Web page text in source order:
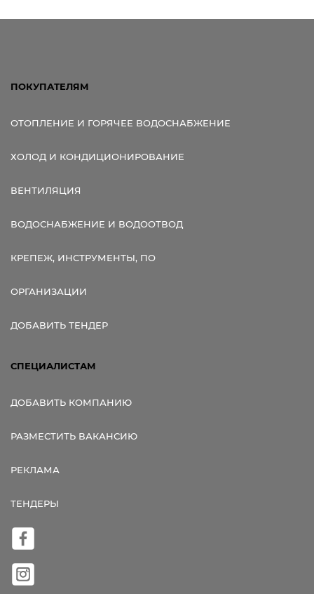
ПОКУПАТЕЛЯМ
ОТОПЛЕНИЕ И ГОРЯЧЕЕ ВОДОСНАБЖЕНИЕ
ХОЛОД И КОНДИЦИОНИРОВАНИЕ
ВЕНТИЛЯЦИЯ
ВОДОСНАБЖЕНИЕ И ВОДООТВОД
КРЕПЕЖ, ИНСТРУМЕНТЫ, ПО
ОРГАНИЗАЦИИ
ДОБАВИТЬ ТЕНДЕР
СПЕЦИАЛИСТАМ
ДОБАВИТЬ КОМПАНИЮ
РАЗМЕСТИТЬ ВАКАНСИЮ
РЕКЛАМА
ТЕНДЕРЫ